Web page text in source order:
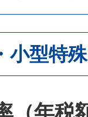
小型特
（年税